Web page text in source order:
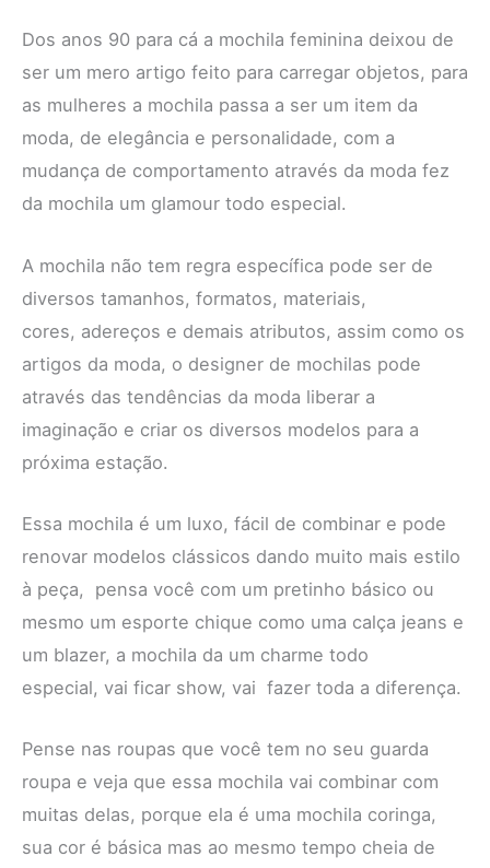
Dos anos 90 para cá a mochila feminina deixou de
ser um mero artigo feito para carregar objetos, para
as mulheres a mochila passa a ser um item da
moda, de elegância e personalidade, com a
mudança de comportamento através da moda fez
da mochila um glamour todo especial.
A mochila não tem regra específica pode ser de
diversos tamanhos, formatos, materiais,
cores, adereços e demais atributos, assim como os
artigos da moda, o designer de mochilas pode
através das tendências da moda liberar a
imaginação e criar os diversos modelos para a
próxima estação.
Essa mochila é um luxo, fácil de combinar e pode
renovar modelos clássicos dando muito mais estilo
à peça, pensa você com um pretinho básico ou
mesmo um esporte chique como uma calça jeans e
um blazer, a mochila da um charme todo
especial, vai ficar show, vai fazer toda a diferença.
Pense nas roupas que você tem no seu guarda
roupa e veja que essa mochila vai combinar com
muitas delas, porque ela é uma mochila coringa,
sua cor é básica mas ao mesmo tempo cheia de